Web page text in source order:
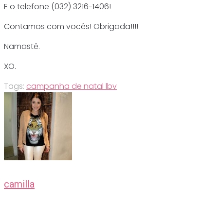
E o telefone (032) 3216-1406!
Contamos com vocês! Obrigada!!!!
Namastê.
XO.
Tags: campanha de natal lbv
camilla